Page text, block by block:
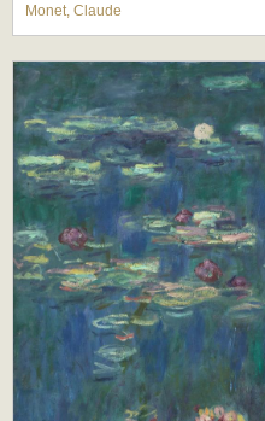
Monet, Claude